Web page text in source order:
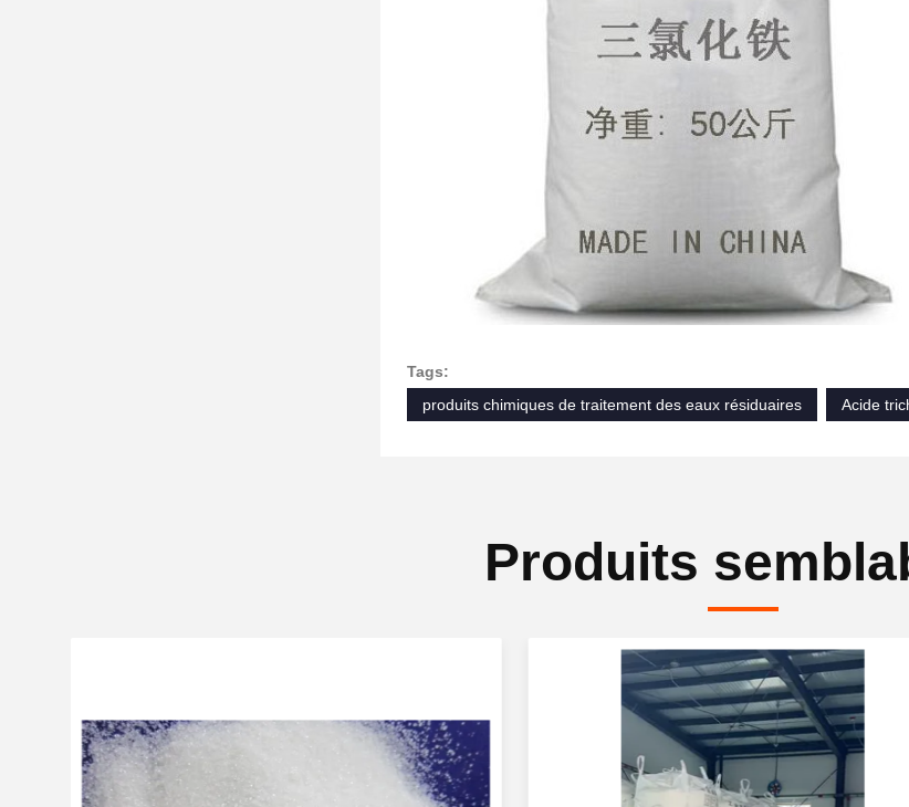
Tags:
produits chimiques de traitement des eaux résiduaires
Acide
Produits